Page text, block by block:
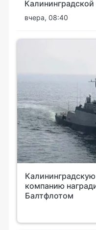
вчера, 08:40
компанию
Балтфлотом